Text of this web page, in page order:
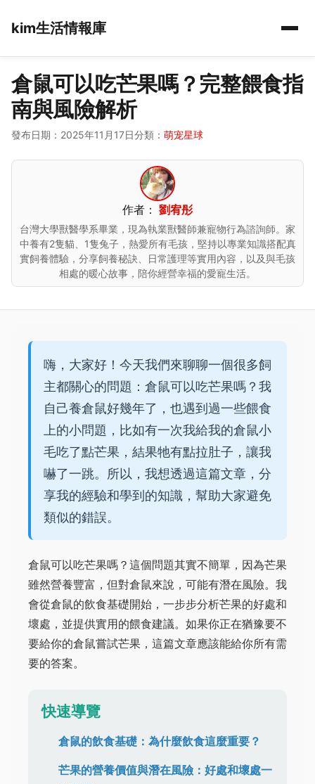
kim生活情報庫
倉鼠可以吃芒果嗎？完整餵食指
南與風險解析
發布日期：2025年11月17日分類： 萌宠星球
作者： 劉宥彤
台灣大學獸醫學系畢業，現為執業獸醫師兼寵物行為諮詢師。家
中養有2隻貓、1隻兔子，熱愛所有毛孩，堅持以專業知識搭配真
實飼養體驗，分享飼養秘訣、日常護理等實用內容，以及與毛孩
相處的暖心故事，陪你經營幸福的愛寵生活。
嗨，大家好！今天我們來聊聊一個很多飼
主都關心的問題：倉鼠可以吃芒果嗎？我
自己養倉鼠好幾年了，也遇到過一些餵食
上的小問題，比如有一次我給我的倉鼠小
毛吃了點芒果，結果牠有點拉肚子，讓我
嚇了一跳。所以，我想透過這篇文章，分
享我的經驗和學到的知識，幫助大家避免
類似的錯誤。
倉鼠可以吃芒果嗎？這個問題其實不簡單，因為芒果
雖然營養豐富，但對倉鼠來說，可能有潛在風險。我
會從倉鼠的飲食基礎開始，一步步分析芒果的好處和
壞處，並提供實用的餵食建議。如果你正在猶豫要不
要給你的倉鼠嘗試芒果，這篇文章應該能給你所有需
要的答案。
快速導覽
倉鼠的飲食基礎：為什麼飲食這麼重要？
芒果的營養價值與潛在風險：好處和壞處一